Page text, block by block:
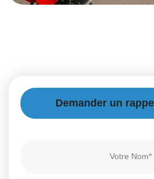
Demander un